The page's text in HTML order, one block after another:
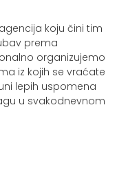
koju čini tim
prema
organizujemo
iz kojih se vraćate
lepih uspomena
u svakodnevnom